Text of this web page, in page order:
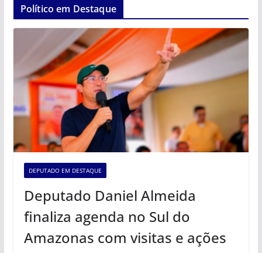
Político em Destaque
DEPUTADO EM DESTAQUE
Deputado Daniel Almeida
finaliza agenda no Sul do
Amazonas com visitas e ações